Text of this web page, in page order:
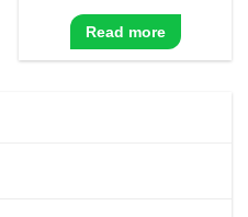
Read more